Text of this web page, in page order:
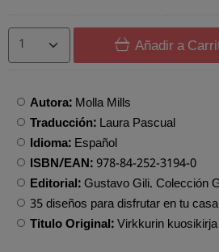
Añadir a
Autora:Molla Mills
Traducción:Laura Pascual
Idioma:Español
ISBN/EAN:978-84-252-3194-0
Editorial:Gustavo Gili. Colección
35 diseños para disfrutar en tu
Titulo Original:Virkkurin kuosikirja